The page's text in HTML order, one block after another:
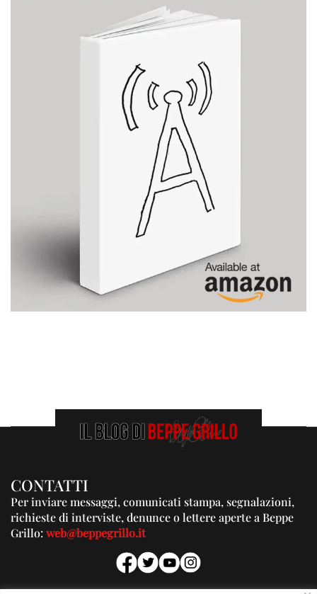
CONTATTI
Per inviare messaggi, comunicati stampa, segnalazioni,
richieste di interviste, denunce o lettere aperte a Beppe
Grillo:web@beppegrillo.it